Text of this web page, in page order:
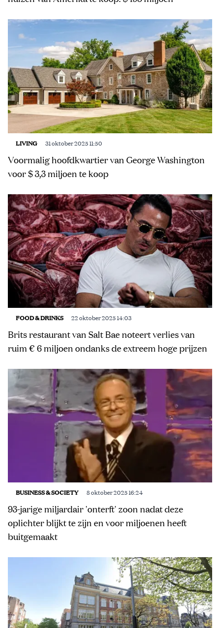
LIVING 31 oktober 2025 11:50
Voormalig hoofdkwartier van George Washington
voor $ 3,3 miljoen te koop
FOOD & DRINKS 22 oktober 2025 14:03
Brits restaurant van Salt Bae noteert verlies van
ruim € 6 miljoen ondanks de extreem hoge prijzen
BUSINESS & SOCIETY 8 oktober 2025 16:24
93-jarige miljardair 'onterft' zoon nadat deze
oplichter blijkt te zijn en voor miljoenen heeft
buitgemaakt